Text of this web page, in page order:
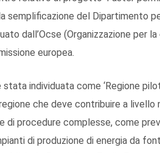
semplificazione del Dipartimento
dall’Ocse (Organizzazione per
europea.
individuata come ‘Regione
che deve contribuire a livello
procedure complesse, come
di produzione di energia da